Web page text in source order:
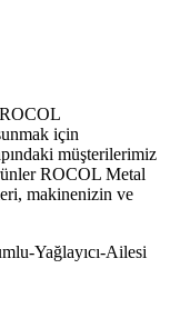
için
müşterilerimiz
ROCOL Metal
makinenizin ve